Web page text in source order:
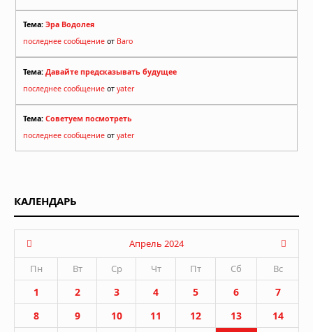
Тема: Эра Водолея
последнее сообщение от Baro
Тема: Давайте предсказывать будущее
последнее сообщение от yater
Тема: Советуем посмотреть
последнее сообщение от yater
КАЛЕНДАРЬ
Апрель 2024
Пн
Вт Ср Чт Пт Сб Вс
1 2 3 4 5 6
7
8
9 10 11 12 13
14